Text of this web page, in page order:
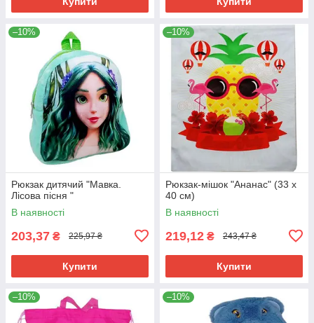
–10%
Рюкзак дитячий "Мавка.
Лісова пісня "
В наявності
203,37 ₴ 225,97 ₴
Купити
–10%
Рюкзак-мішок "Ананас" (33 х
40 см)
В наявності
219,12 ₴ 243,47 ₴
Купити
–10% –10%